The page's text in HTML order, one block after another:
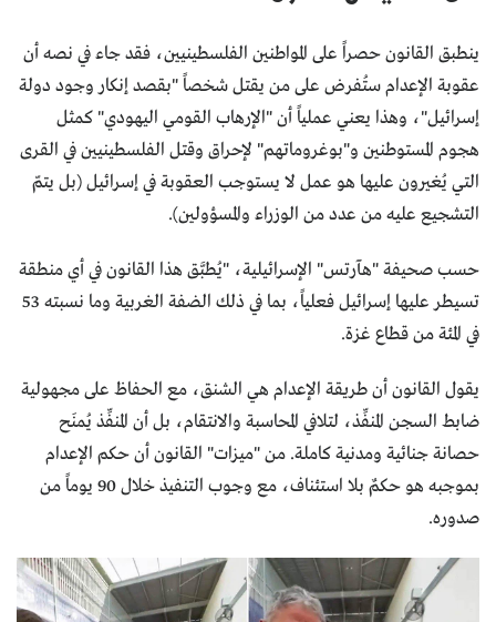
ينطبق القانون حصراً على المواطنين الفلسطينيين، فقد جاء في نصه أن
عقوبة الإعدام ستُفرض على من يقتل شخصاً "بقصد إنكار وجود دولة
إسرائيل"، وهذا يعني عملياً أن "الإرهاب القومي اليهودي" كمثل
هجوم المستوطنين و"بوغروماتهم" لإحراق وقتل الفلسطينيين في القرى
التي يُغيرون عليها هو عمل لا يستوجب العقوبة في إسرائيل (بل يتمّ
التشجيع عليه من عدد من الوزراء والمسؤولين).
حسب صحيفة "هآرتس" الإسرائيلية، "يُطبَّق هذا القانون في أي منطقة
تسيطر عليها إسرائيل فعلياً، بما في ذلك الضفة الغربية وما نسبته 53
في المئة من قطاع غزة.
يقول القانون أن طريقة الإعدام هي الشنق، مع الحفاظ على مجهولية
ضابط السجن المنفِّذ، لتلافي المحاسبة والانتقام، بل أن المنفِّذ يُمنَح
حصانة جنائية ومدنية كاملة. من "ميزات" القانون أن حكم الإعدام
بموجبه هو حكمٌ بلا استئناف، مع وجوب التنفيذ خلال 90 يوماً من
صدوره.